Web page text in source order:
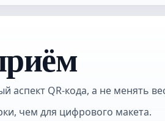
аспект QR-кода, а не менять
чем для цифрового макета.